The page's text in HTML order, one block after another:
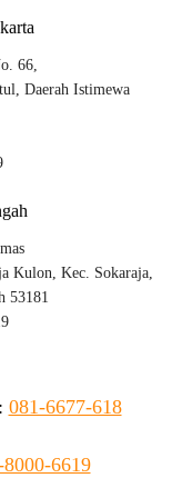
66,
Daerah Istimewa
Kulon, Kec. Sokaraja,
53181
: 081-6677-618
8000-6619